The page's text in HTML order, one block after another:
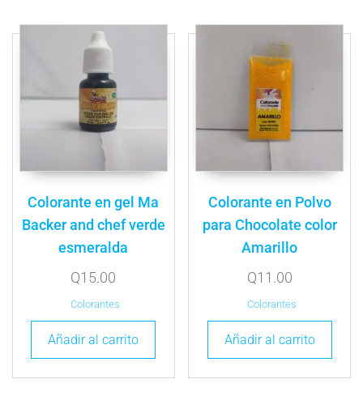
Colorante en gel Ma
Backer and chef verde
esmeralda
Q15.00
Colorantes
Añadir al carrito
Colorante en Polvo
para Chocolate color
Amarillo
Q11.00
Colorantes
Añadir al carrito